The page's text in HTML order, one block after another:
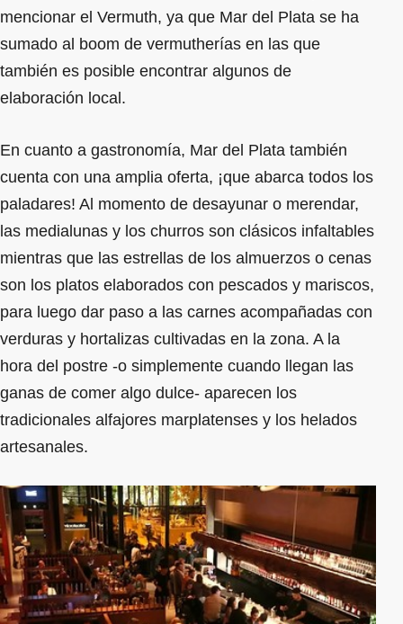
mencionar el Vermuth, ya que Mar del Plata se ha
sumado al boom de vermutherías en las que
también es posible encontrar algunos de
elaboración local.
En cuanto a gastronomía, Mar del Plata también
cuenta con una amplia oferta, ¡que abarca todos los
paladares! Al momento de desayunar o merendar,
las medialunas y los churros son clásicos infaltables
mientras que las estrellas de los almuerzos o cenas
son los platos elaborados con pescados y mariscos,
para luego dar paso a las carnes acompañadas con
verduras y hortalizas cultivadas en la zona. A la
hora del postre -o simplemente cuando llegan las
ganas de comer algo dulce- aparecen los
tradicionales alfajores marplatenses y los helados
artesanales.